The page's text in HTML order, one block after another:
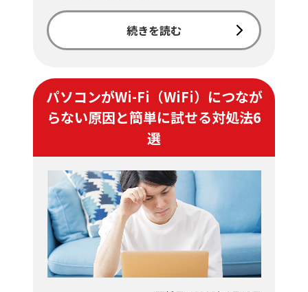
続きを読む
パソコンがWi-Fi（WiFi）につなが
らない原因と簡単に試せる対処法6
選